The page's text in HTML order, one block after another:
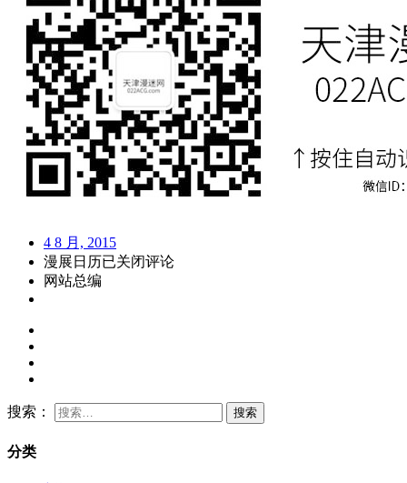
4 8 月, 2015
漫展日历已关闭评论
网站总编
搜索：
分类